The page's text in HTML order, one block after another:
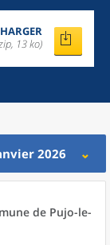
13 ko)
2026
de Pujo-le-